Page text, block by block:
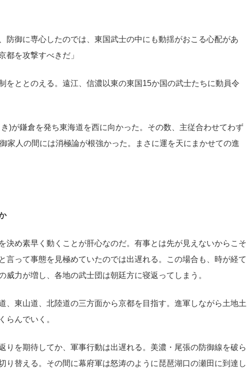
御に専心したのでは、東国武士の中にも動揺がおこる心配があ
都を攻撃すべきだ」
ととのえる。遠江、信濃以東の東国15か国の武士たちに動員令
)が鎌倉を発ち東海道を西に向かった。その数、主従合わせてわず
家人の間には消極論が根強かった。まさに運を天にまかせての進
め素早く動くことが肝心なのだ。有事とは先が見えないからこそ
言って事態を見極めていたのでは出遅れる。この場合も、時が経て
威力が増し、各地の武士団は朝廷方に寝返ってしまう。
東山道、北陸道の三方面から京都を目指す。進軍しながら土地土
らんでいく。
を期待してか、軍事行動は出遅れる。美濃・尾張の防御線を破ら
り替える。その間に幕府軍は怒涛のように琵琶湖口の瀬田に到達し